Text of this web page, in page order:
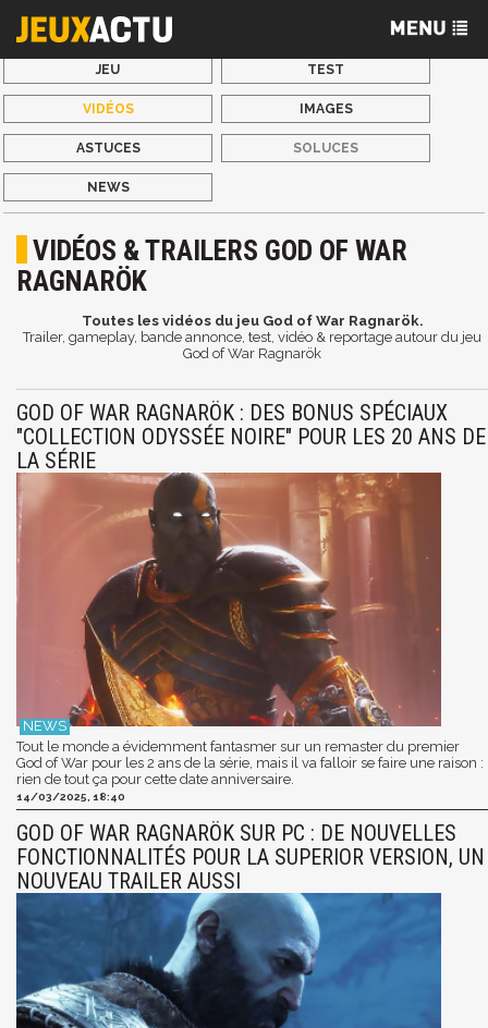
JEU TEST
VIDÉOS IMAGES
ASTUCES SOLUCES
NEWS
VIDÉOS & TRAILERS GOD OF WAR
RAGNARÖK
Toutes les vidéos du jeu God of War Ragnarök.
Trailer, gameplay, bande annonce, test, vidéo & reportage autour du jeu
God of War Ragnarök
GOD OF WAR RAGNARÖK : DES BONUS SPÉCIAUX
"COLLECTION ODYSSÉE NOIRE" POUR LES 20 ANS DE
LA SÉRIE
Tout le monde a évidemment fantasmer sur un remaster du premier
God of War pour les 2 ans de la série, mais il va falloir se faire une raison :
rien de tout ça pour cette date anniversaire.
14/03/2025, 18:40
GOD OF WAR RAGNARÖK SUR PC : DE NOUVELLES
FONCTIONNALITÉS POUR LA SUPERIOR VERSION, UN
NOUVEAU TRAILER AUSSI